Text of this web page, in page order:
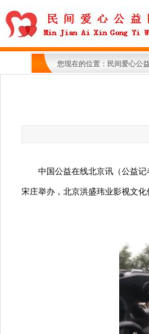
您现在的位置： 民间爱心公
中国公益在线北京讯（公益
宋庄举办，北京洪盛玮业影视文化